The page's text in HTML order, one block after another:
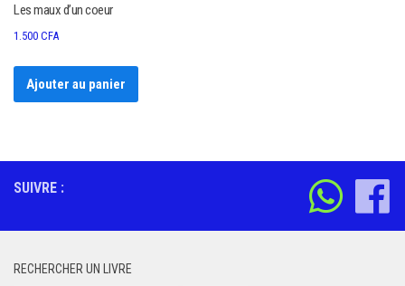
Les maux d’un coeur
1.500 CFA
Ajouter au panier
SUIVRE :
RECHERCHER UN LIVRE